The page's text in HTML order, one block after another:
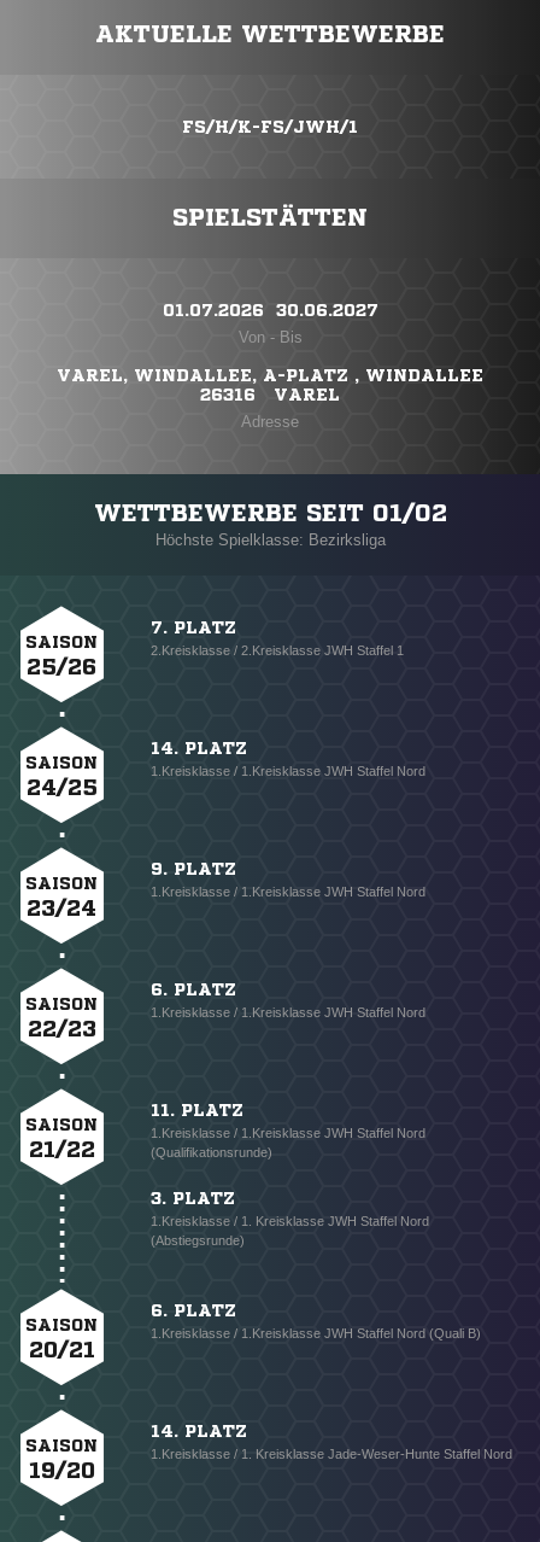
AKTUELLE WETTBEWERBE
FS/H/K-FS/JWH/1
SPIELSTÄTTEN
01.07.2026 ​ 30.06.2027
Von - Bis
VAREL, WINDALLEE, A-PLATZ , WINDALLEE
26316 VAREL
Adresse
WETTBEWERBE SEIT 01/02
Höchste Spielklasse: Bezirksliga
SAISON
25/26
7. PLATZ
2.Kreisklasse / 2.Kreisklasse JWH Staffel 1
SAISON
24/25
14. PLATZ
1.Kreisklasse / 1.Kreisklasse JWH Staffel Nord
SAISON
23/24
9. PLATZ
1.Kreisklasse / 1.Kreisklasse JWH Staffel Nord
SAISON
22/23
6. PLATZ
1.Kreisklasse / 1.Kreisklasse JWH Staffel Nord
SAISON
21/22
11. PLATZ
1.Kreisklasse / 1.Kreisklasse JWH Staffel Nord
(Qualifikationsrunde)
3. PLATZ
1.Kreisklasse / 1. Kreisklasse JWH Staffel Nord
(Abstiegsrunde)
SAISON
20/21
6. PLATZ
1.Kreisklasse / 1.Kreisklasse JWH Staffel Nord (Quali B)
SAISON
19/20
14. PLATZ
1.Kreisklasse / 1. Kreisklasse Jade-Weser-Hunte Staffel Nord